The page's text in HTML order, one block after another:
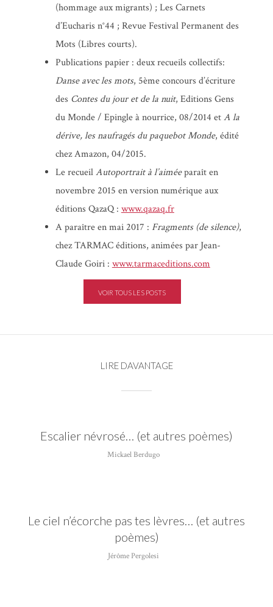
(hommage aux migrants) ; Les Carnets
d’Eucharis n°44 ; Revue Festival Permanent des
Mots (Libres courts).
Publications papier : deux recueils collectifs:
Danse avec les mots, 5ème concours d’écriture
des Contes du jour et de la nuit, Editions Gens
du Monde / Epingle à nourrice, 08/2014 etA la
dérive, les naufragés du paquebot Monde, édité
chez Amazon, 04/2015.
Le recueilAutoportrait à l’aiméeparaît en
novembre 2015 en version numérique aux
éditions QazaQ : www.qazaq.fr
A paraître en mai 2017 : Fragments (de silence),
chez TARMAC éditions, animées par Jean-
Claude Goiri : www.tarmaceditions.com
VOIR TOUS LES POSTS
LIRE DAVANTAGE
Escalier névrosé… (et autres poèmes)
Mickael Berdugo
Le ciel n’écorche pas tes lèvres… (et autres
poèmes)
Jérôme Pergolesi